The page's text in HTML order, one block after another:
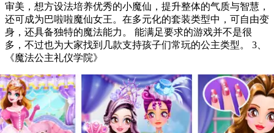
审美，想方设法培养优秀的小魔仙，提升整体的气质与智慧，
还可成为巴啦啦魔仙女王。在多元化的套装类型中，可自由变
身，还具备独特的魔法能力。 能满足要求的游戏并不是很
多，不过也为大家找到几款支持孩子们常玩的公主类型。 3、
《魔法公主礼仪学院》